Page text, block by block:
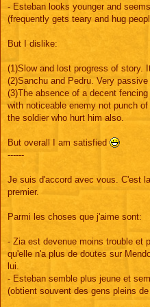
- Esteban looks younger and
(frequently gets teary and hug
But I dislike:
(1)Slow and lost progress of story.
(2)Sanchu and Pedru. Very passive
(3)The absence of a decent
with noticeable enemy not punch
the soldier who hurt him also.
But overall I am satisfied
------
Je suis d'accord avec vous. C'est
premier.
Parmi les choses que j'aime sont:
- Zia est devenue moins trouble et
qu'elle n'a plus de doutes sur
lui.
- Esteban semble plus jeune et
(obtient souvent des gens pleins